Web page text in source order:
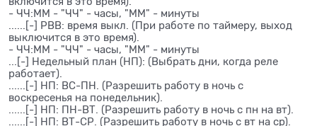
- ЧЧ:ММ - "ЧЧ" - часы, "ММ" - минуты
......[-] РВВ: время выкл. (При работе по таймеру, выход
выключится в это время).
- ЧЧ:ММ - "ЧЧ" - часы, "ММ" - минуты
...[-] Недельный план (НП): (Выбрать дни, когда реле
работает).
......[-] НП: ВС-ПН. (Разрешить работу в ночь с
воскресенья на понедельник).
......[-] НП: ПН-ВТ. (Разрешить работу в ночь с пн на вт).
......[-] НП: ВТ-СР. (Разрешить работу в ночь с вт на ср).